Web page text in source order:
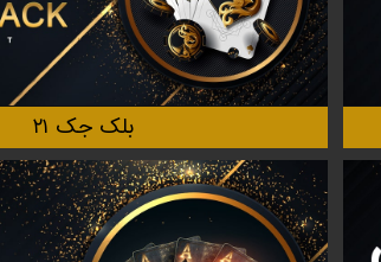
بلک جک ۲۱